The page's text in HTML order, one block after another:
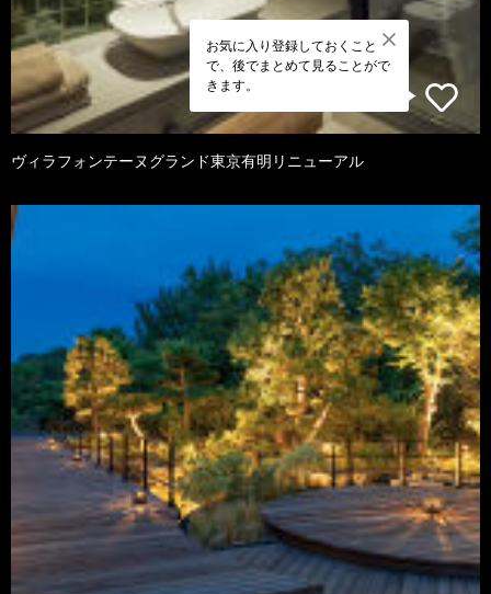
お気に入り登録しておくこと
で、後でまとめて見ることがで
きます。
ヴィラフォンテーヌグランド東京有明リニューアル